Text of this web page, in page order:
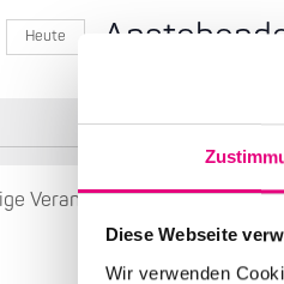
Diese Webseite
Wir verwenden
Heute
Veranstaltungen